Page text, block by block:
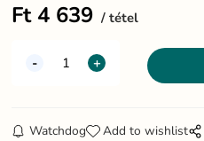
Ft4 639 tétel
Watchdog Add to wishlist